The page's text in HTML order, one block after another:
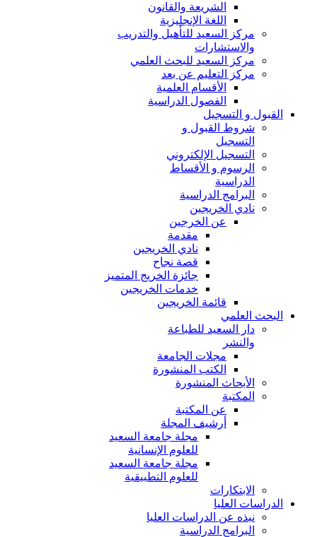
الشريعة والقانون
اللغة الإنجليزية
مركز السعيد للتأهيل والتدريب
والاستشارات
مركز السعيد للبحث العلمي
مركز التعليم عن بعد
الأقسام العلمية
الفصول الدراسية
القبول و التسجيل
شروط القبول و
التسجيل
التسجيل الإلكتروني
الرسوم و الأقساط
الدراسية
البرامج الدراسية
نادي الخريجين
عن الخرجين
مقدمة
نادي الخريجين
قصة نجاح
جائزة الخريج المتميز
خدمات الخريجين
قائمة الخريجين
البحث العلمي
دار السعيد للطباعة
والنشر
مجلات الجامعة
الكتب المنشورة
الأبحاث المنشورة
المكتبة
عن المكتبة
أرشيف المجلة
مجلة جامعة السعيد
للعلوم الإنسانية
مجلة جامعة السعيد
للعلوم التطبيقية
الابتكارات
الدراسات العليا
نبذه عن الدراسات العليا
البرامج الدراسية